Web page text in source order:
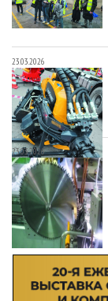
23.03.2026
23.03.2026